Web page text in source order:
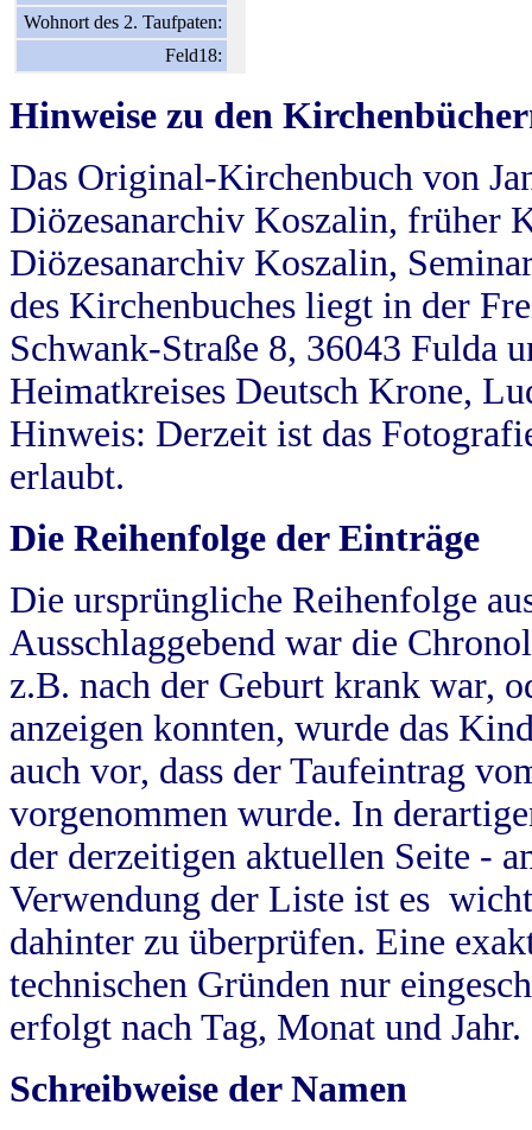
Wohnort des 2. Taufpaten:
Feld18:
Hinweise zu den
Das Original-Kirchenbuch von
Diözesanarchiv Koszalin, früher
Diözesanarchiv Koszalin,
des Kirchenbuches liegt in der
Schwank-Straße 8, 36043 Fulda
Heimatkreises Deutsch Krone,
Hinweis: Derzeit ist das
erlaubt.
Die Reihenfolge der Einträge
Die ursprüngliche Reihenfolge
Ausschlaggebend war die
z.B. nach der Geburt krank war,
anzeigen konnten, wurde das
auch vor, dass der Taufeintrag
vorgenommen wurde. In
der derzeitigen aktuellen Seite -
Verwendung der Liste ist es
dahinter zu überprüfen. Eine
technischen Gründen nur
erfolgt nach Tag, Monat und Jahr.
Schreibweise der Namen